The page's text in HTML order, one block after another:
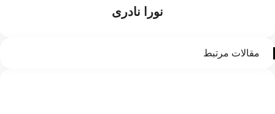
نورا نادری
مرتبط